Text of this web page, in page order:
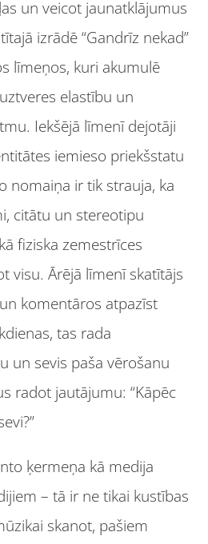
un veicot jaunatklājumus
izrādē “Gandrīz nekad”
līmeņos, kuri akumulē
elastību un
Iekšējā līmenī dejotāji
iemieso priekšstatu
nomaiņa ir tik strauja, ka
citātu un stereotipu
fiziska zemestrīces
visu. Ārējā līmenī skatītājs
komentāros atpazīst
tas rada
un sevis paša vērošanu
radot jautājumu: “Kāpēc
ķermeņa kā medija
– tā ir ne tikai kustības
skanot, pašiem